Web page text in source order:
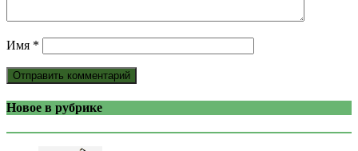
Имя *
Новое в рубрике